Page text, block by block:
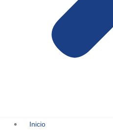
Inicio